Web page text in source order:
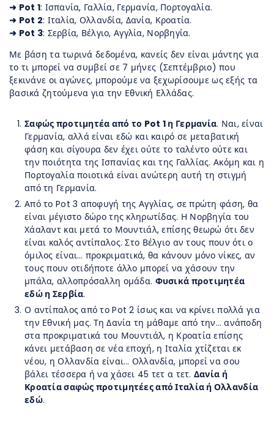
➜ Pot 1: Ισπανία, Γαλλία, Γερμανία, Πορτογαλία.
➜ Pot 2: Ιταλία, Ολλανδία, Δανία, Κροατία.
➜ Pot 3: Σερβία, Βέλγιο, Αγγλία, Νορβηγία.
Με βάση τα τωρινά δεδομένα, κανείς δεν είναι μάντης για
το τι μπορεί να συμβεί σε 7 μήνες (Σεπτέμβριο) που
ξεκινάνε οι αγώνες, μπορούμε να ξεχωρίσουμε ως εξής τα
βασικά ζητούμενα για την Εθνική Ελλάδας.
Σαφώς προτιμητέα από το Pot 1 η Γερμανία. Ναι, είναι
Γερμανία, αλλά είναι εδώ και καιρό σε μεταβατική
φάση και σίγουρα δεν έχει ούτε το ταλέντο ούτε και
την ποιότητα της Ισπανίας και της Γαλλίας. Ακόμη και η
Πορτογαλία ποιοτικά είναι ανώτερη αυτή τη στιγμή
από τη Γερμανία.
Από το Pot 3 αποφυγή της Αγγλίας, σε πρώτη φάση, θα
είναι μέγιστο δώρο της κληρωτίδας. Η Νορβηγία του
Χάαλαντ και μετά το Μουντιάλ, επίσης θεωρώ ότι δεν
είναι καλός αντίπαλος. Στο Βέλγιο αν τους πουν ότι ο
όμιλος είναι… προκριματικά, θα κάνουν μόνο νίκες, αν
τους πουν οτιδήποτε άλλο μπορεί να χάσουν την
μπάλα, αλλοπρόσαλλη ομάδα. Φυσικά προτιμητέα
εδώ η Σερβία.
Ο αντίπαλος από το Pot 2 ίσως και να κρίνει πολλά για
την Εθνική μας. Τη Δανία τη μάθαμε από την… ανάποδη
στα προκριματικά του Μουντιάλ, η Κροατία επίσης
κάνει μετάβαση σε νέα εποχή, η Ιταλία χτίζεται εκ
νέου, η Ολλανδία είναι… Ολλανδία, μπορεί να σου
βάλει τέσσερα ή να χάσει 45 τετ α τετ. Δανία ή
Κροατία σαφώς προτιμητέες από Ιταλία ή Ολλανδία
εδώ.